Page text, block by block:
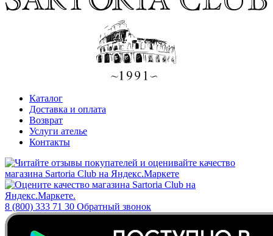
Каталог
Доставка и оплата
Возврат
Услуги ателье
Контакты
8 (800) 333 71 30 Обратный звонок